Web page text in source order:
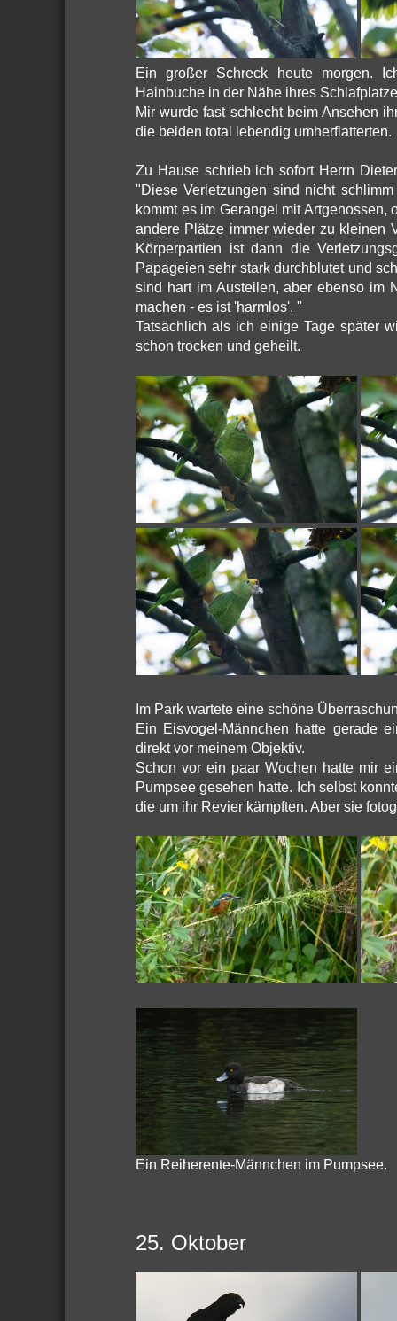
Ein großer Schreck heute morgen.
Hainbuche in der Nähe ihres
Mir wurde fast schlecht beim Ansehen
die beiden total lebendig umherflatterten.
Zu Hause schrieb ich sofort Herrn
"Diese Verletzungen sind nicht
kommt es im Gerangel mit
andere Plätze immer wieder zu kleinen
Körperpartien ist dann die
Papageien sehr stark durchblutet und
sind hart im Austeilen, aber ebenso im
machen - es ist 'harmlos'. "
Tatsächlich als ich einige Tage später
schon trocken und geheilt.
Im Park wartete eine schöne
Ein Eisvogel-Männchen hatte gerade
direkt vor meinem Objektiv.
Schon vor ein paar Wochen hatte mir
Pumpsee gesehen hatte. Ich selbst
die um ihr Revier kämpften. Aber sie
Ein Reiherente-Männchen im Pumpsee.
25. Oktober